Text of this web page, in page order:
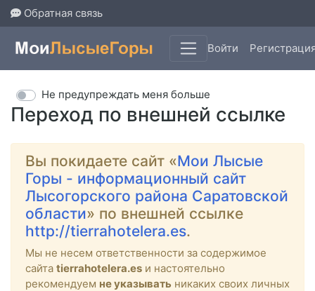
Обратная связь
Войти
Переход по внешней ссылке
Не предупреждать меня больше
Вы покидаете сайт «Мои Лысые
Горы - информационный сайт
Лысогорского района Саратовской
области» по внешней ссылке
http://tierrahotelera.es.
Мы не несем ответственности за содержимое
сайта tierrahotelera.es и настоятельно
рекомендуем не указывать никаких своих личных